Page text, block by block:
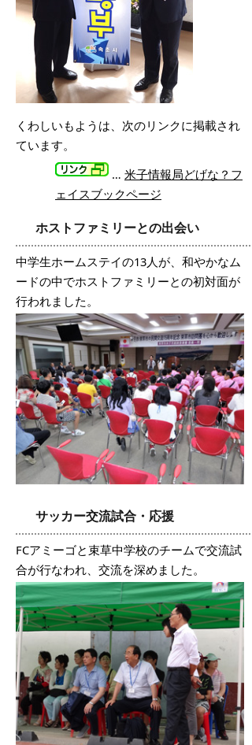
くわしいもようは、次のリンクに掲載され
ています。
… 米子情報局どげな？フ
ェイスブックページ
ホストファミリーとの出会い
中学生ホームステイの13人が、和やかなム
ードの中でホストファミリーとの初対面が
行われました。
サッカー交流試合・応援
FCアミーゴと束草中学校のチームで交流試
合が行なわれ、交流を深めました。